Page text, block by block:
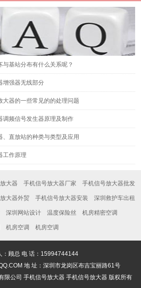
与基站分布有什么关系呢？
增强器无线部分
大器的一些常见的的处理问题
调频信号发生器原理及制作
、直放站的种类与类型及应用
工作原理
大器 手机信号放大器厂家 手机信号放大器批发
大器外贸 手机信号放大器安装 深圳救护车出租
深圳网站设计 温度保险丝 机房精密空调
机房空调 机房空调
：顾总 电 话：15994744144
地 址：深圳市龙岗区布吉宝丽路61号
限公司 手机信号放大器 手机信号放大器 版权所有